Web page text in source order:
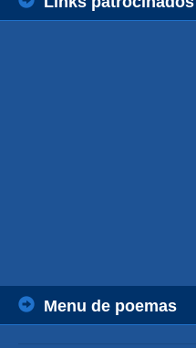
Menu de poemas